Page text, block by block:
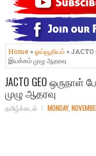
Home »ஓய்வூதியம் » JACTO
இயக்கம் முழு ஆதரவு
JACTO GEO
முழு ஆதரவு
தமிழ்க்கடல் MONDAY,